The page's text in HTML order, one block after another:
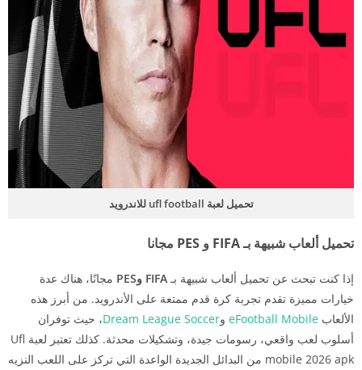
تحميل لعبة ufl football للاندرويد
تحميل ألعاب شبيهة بـ FIFA و PES مجانا
إذا كنت تبحث عن تحميل ألعاب شبيهة بـ FIFA وPES
مجانًا، هناك عدة
خيارات مميزة تقدم تجربة كرة قدم ممتعة على الأندرويد. من أبرز هذه
الألعاب eFootball Mobile وDream League Soccer، حيث توفران
أسلوب لعب واقعي، رسومات جيدة، وتشكيلات محدثة. كذلك تعتبر لعبة Ufl
mobile 2026 apk من البدائل الجديدة الواعدة التي تركز على اللعب النزيه